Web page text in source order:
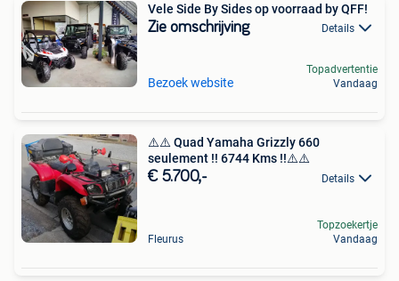
Vele Side By Sides op voorraad by QFF!
Zie omschrijving Details
Bezoek website
Topadvertentie
Vandaag
⚠️⚠️ Quad Yamaha Grizzly 660
seulement !! 6744 Kms !!⚠️⚠️
€ 5.700,- Details
Fleurus
Topzoekertje
Vandaag